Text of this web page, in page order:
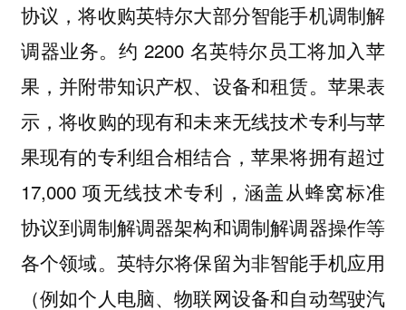
协议，将收购英特尔大部分智能手机调制解
调器业务。约 2200 名英特尔员工将加入苹
果，并附带知识产权、设备和租赁。苹果表
示，将收购的现有和未来无线技术专利与苹
果现有的专利组合相结合，苹果将拥有超过
17,000 项无线技术专利，涵盖从蜂窝标准
协议到调制解调器架构和调制解调器操作等
各个领域。英特尔将保留为非智能手机应用
（例如个人电脑、物联网设备和自动驾驶汽